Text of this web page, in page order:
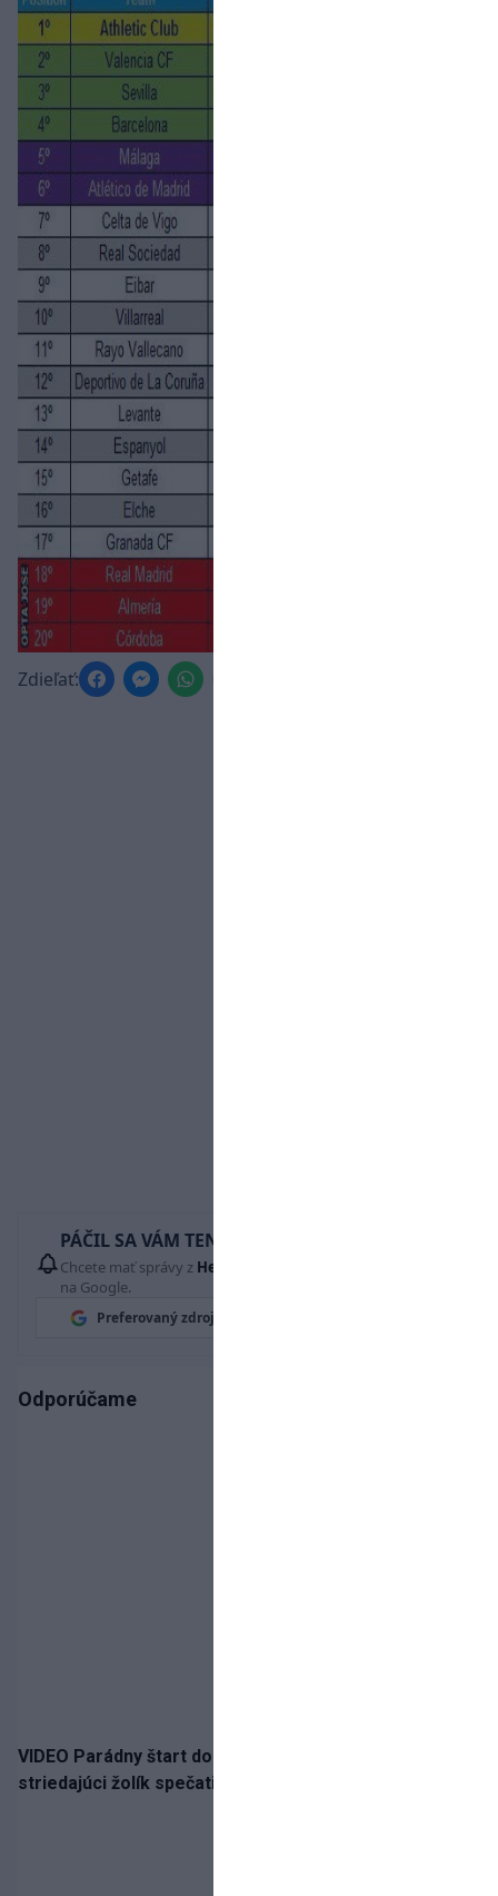
Zdieľať:
PÁČIL SA VÁM TENTO ČLÁNOK?
Chcete mať správy z Hetrik.sk
na Google.
Preferovaný zdroj
Odporúčame
VIDEO Parádny štart do sezóny!: Rýchlik Boženík ako
striedajúci žolík spečatil postup Stoke